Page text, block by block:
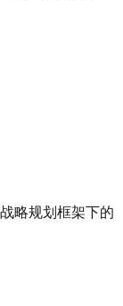
略规划框架下的